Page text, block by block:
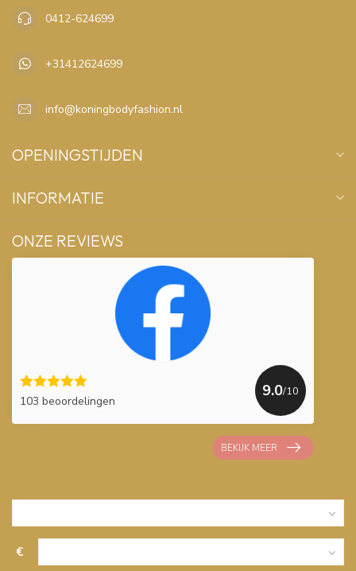
0412-624699
+31412624699
info@koningbodyfashion.nl
OPENINGSTIJDEN
INFORMATIE
ONZE REVIEWS
103 beoordelingen
9.0/10
BEKIJK MEER
€